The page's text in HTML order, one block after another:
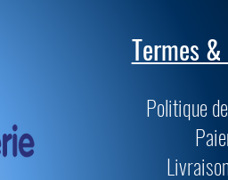
Termes
Politique